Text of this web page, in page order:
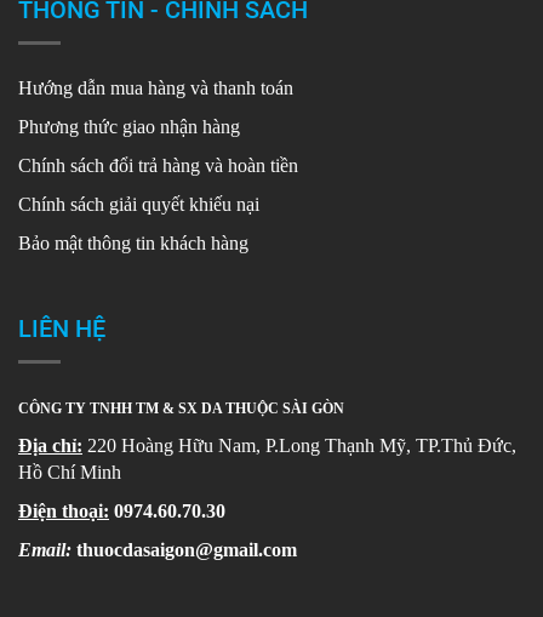
THÔNG TIN - CHÍNH SÁCH
Hướng dẫn mua hàng và thanh toán
Phương thức giao nhận hàng
Chính sách đổi trả hàng và hoàn tiền
Chính sách giải quyết khiếu nại
Bảo mật thông tin khách hàng
LIÊN HỆ
CÔNG TY TNHH TM & SX DA THUỘC SÀI GÒN
Địa chỉ: 220 Hoàng Hữu Nam, P.Long Thạnh Mỹ, TP.Thủ Đức,
Hồ Chí Minh
Điện thoại: 0974.60.70.30
Email: thuocdasaigon@gmail.com